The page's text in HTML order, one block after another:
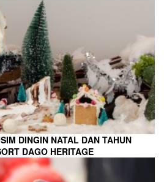
DINGIN NATAL DAN TAHUN
DAGO HERITAGE